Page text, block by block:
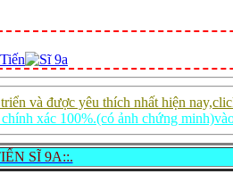
và được yêu thích nhất hiện
xác 100%.(có ảnh chứng
SĨ 9A::.